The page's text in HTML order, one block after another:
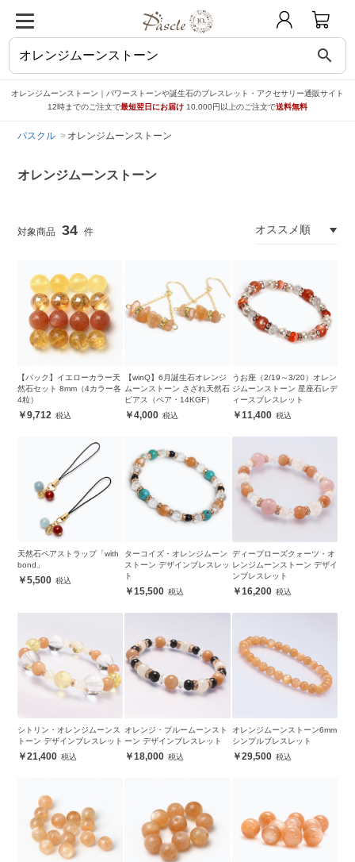
search
オレンジムーンストーン｜パワーストーンや誕生石のブレスレット・アクセサリー通販サイト
12時までのご注文で最短翌日にお届け 10,000円以上のご注文で送料無料
パスクル オレンジムーンストーン
オレンジムーンストーン
34
【パック】イエローカラー天
然石セット 8mm（4カラー各
4粒）
9,712
【winQ】6月誕生石オレンジ
ムーンストーン さざれ天然石
ピアス（ペア・14KGF）
4,000
うお座（2/19～3/20）オレン
ジムーンストーン 星座石レデ
ィースブレスレット
11,400
天然石ペアストラップ「with
bond」
5,500
ターコイズ・オレンジムーン
ストーン デザインブレスレッ
ト
15,500
ディープローズクォーツ・オ
レンジムーンストーン デザイ
ンブレスレット
16,200
シトリン・オレンジムーンス
トーン デザインブレスレット
21,400
オレンジ・ブルームーンスト
ーン デザインブレスレット
18,000
オレンジムーンストーン6mm
シンプルブレスレット
29,500